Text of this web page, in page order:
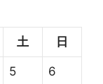
土 日
5 6